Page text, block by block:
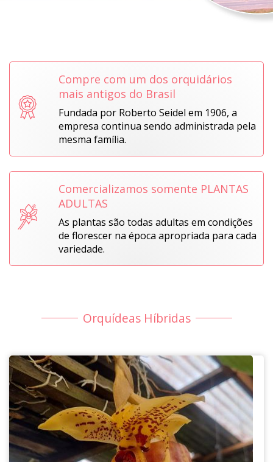
Compre com um dos orquidários
mais antigos do Brasil
Fundada por Roberto Seidel em 1906, a
empresa continua sendo administrada pela
mesma família.
Comercializamos somente PLANTAS
ADULTAS
As plantas são todas adultas em condições
de florescer na época apropriada para cada
variedade.
Orquídeas Híbridas